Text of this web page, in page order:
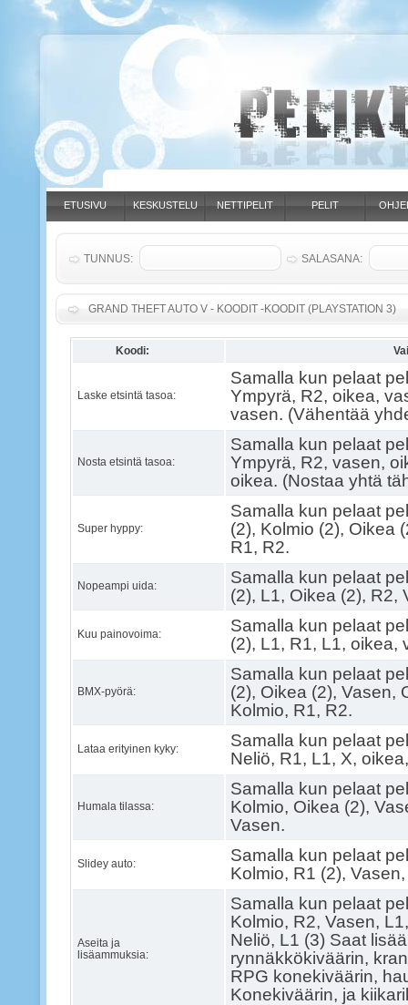
ETUSIVU KESKUSTELU NETTIPELIT PELIT
GRAND THEFT AUTO V - KOODIT -KOODIT (PLAYSTATION 3)
Koodi:
Laske etsintä tasoa:
Samalla kun pelaat
Ympyrä, R2, oikea,
vasen. (Vähentää
Nosta etsintä tasoa:
Samalla kun pelaat
Ympyrä, R2, vasen,
oikea. (Nostaa yhtä
Super hyppy:
Samalla kun pelaat
(2), Kolmio (2), Oikea
R1, R2.
Nopeampi uida:
Samalla kun pelaat
(2), L1, Oikea (2), R2,
Kuu painovoima:
Samalla kun pelaat
(2), L1, R1, L1, oikea,
BMX-pyörä:
Samalla kun pelaat
(2), Oikea (2), Vasen,
Kolmio, R1, R2.
Lataa erityinen kyky:
Samalla kun pelaat
Neliö, R1, L1, X,
Humala tilassa:
Samalla kun pelaat
Kolmio, Oikea (2),
Vasen.
Slidey auto:
Samalla kun pelaat
Kolmio, R1 (2),
Aseita ja
lisäammuksia:
Samalla kun pelaat
Kolmio, R2, Vasen,
Neliö, L1 (3) Saat
rynnäkkökiväärin,
RPG konekiväärin,
Konekiväärin, ja
TUNNUS: SALASANA: